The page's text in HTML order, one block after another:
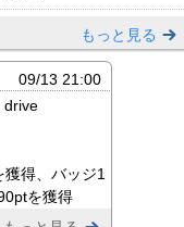
もっと見る
09/13 21:00
drive
得、バッジ1
を獲得